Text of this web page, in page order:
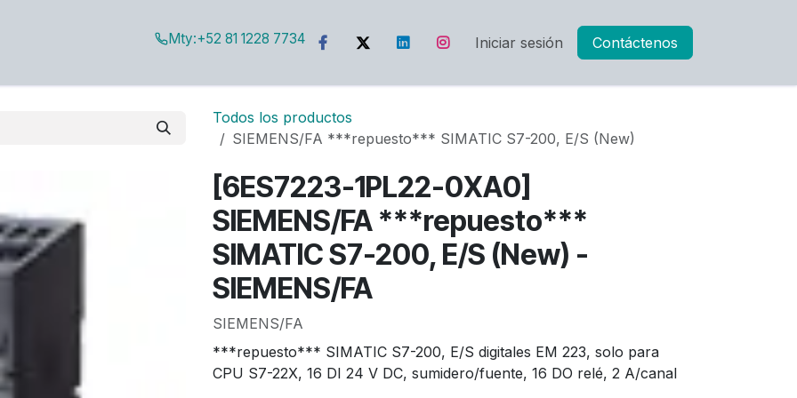
Mty:+52 81 1228 7734 Iniciar sesión Contáctenos
Todos los productos
SIEMENS/FA ***repuesto*** SIMATIC S7-200, E/S (New)
[6ES7223-1PL22-0XA0]
SIEMENS/FA ***repuesto***
SIMATIC S7-200, E/S (New) -
SIEMENS/FA
SIEMENS/FA
***repuesto*** SIMATIC S7-200, E/S digitales EM 223, solo para
CPU S7-22X, 16 DI 24 V DC, sumidero/fuente, 16 DO relé, 2 A/canal